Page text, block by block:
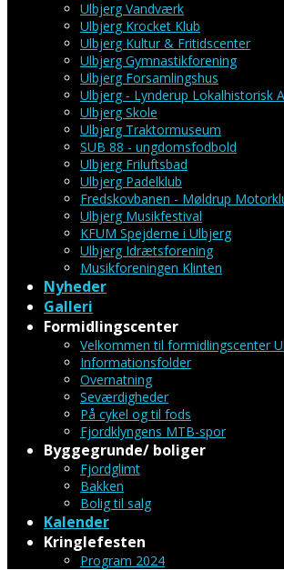
Ulbjerg Vandværk
Ulbjerg Krocket Klub
Ulbjerg Kultur & Fritidscenter
Ulbjerg Gymnastikforening
Ulbjerg Forsamlingshus
Ulbjerg - Lynderup Lokalhistorisk
Ulbjerg Skole
Ulbjerg Traktormuseum
SUB 88 - ungdomsfodbold
Ulbjerg Friluftsbad
Ulbjerg Padelklub
Fredskovbanen - Møldrup
Ulbjerg Musikfestival
KFUM Spejderne i Ulbjerg
Ulbjerg Idrætsforening
Musikforeningen Klinten
Nyheder
Galleri
Formidlingscenter
Velkommen til formidlingscenter
Informationsfolder
Overnatning
Seværdigheder
På cykel og til fods
Fjordklyngens MTB-spor
Byggegrunde/ boliger
Fjordglimt
Bakken
Bolig til salg
Kalender
Kringlefesten
Program 2024